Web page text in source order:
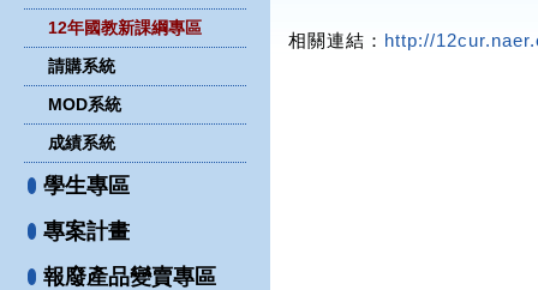
12年國教新課綱專區
請購系統
MOD系統
成績系統
學生專區
專案計畫
報廢產品變賣專區
相關連結： http://